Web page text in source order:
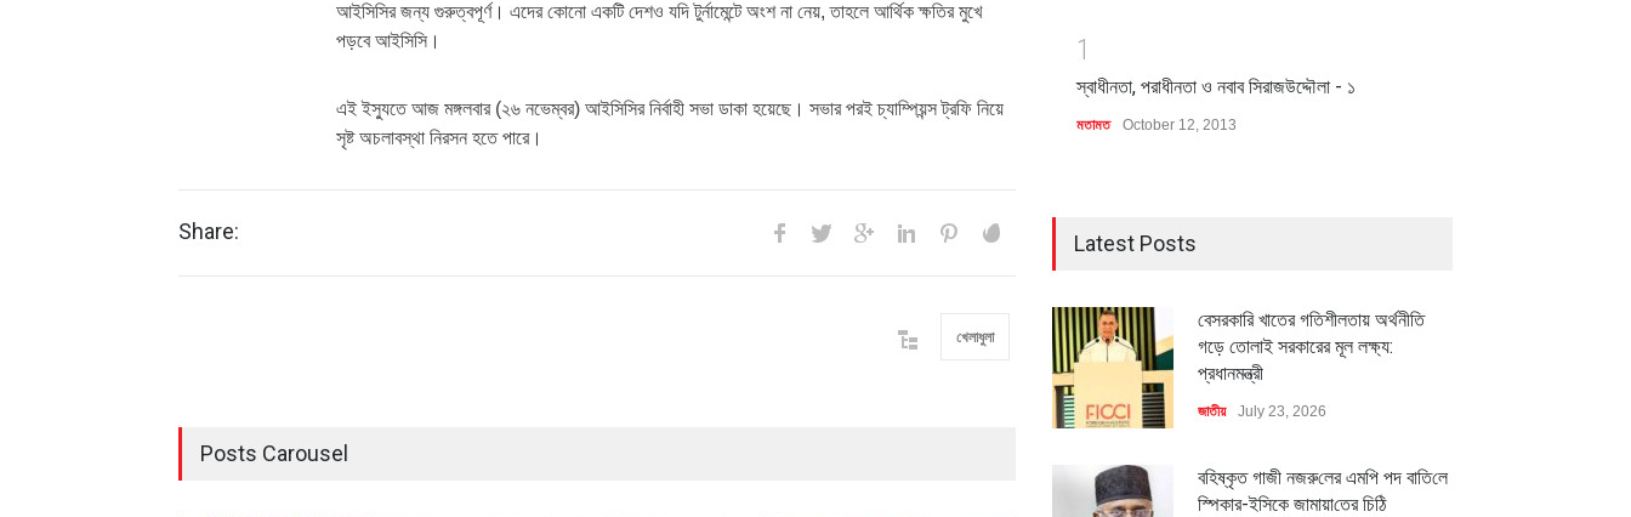
আইসিসির জন্য গুরুত্বপূর্ণ। এদের কোনো একটি দেশও যদি টুর্নামেন্টে অংশ না নেয়, তাহলে আর্থিক ক্ষতির মুখে
পড়বে আইসিসি।
এই ইস্যুতে আজ মঙ্গলবার (২৬ নভেম্বর) আইসিসির নির্বাহী সভা ডাকা হয়েছে। সভার পরই চ্যাম্পিয়ন্স ট্রফি নিয়ে
সৃষ্ট অচলাবস্থা নিরসন হতে পারে।
Share:
খেলাধুলা
Posts Carousel
1
স্বাধীনতা, পরাধীনতা ও নবাব সিরাজউদ্দৌলা - ১
মতামত October 12, 2013
Latest Posts
বেসরকারি খাতের গতিশীলতায় অর্থনীতি
গড়ে তোলাই সরকারের মূল লক্ষ্য:
প্রধানমন্ত্রী
জাতীয় July 23, 2026
বহিষ্কৃত গাজী নজরু‌লের এম‌পি পদ বা‌তি‌লে
স্পিকার-ইসিকে জামায়া‌তের চি‌ঠি